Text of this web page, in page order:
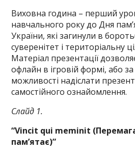
Виховна година – перший
навчального року до Дня
України, які загинули в
суверенітет і територіальну
Матеріал презентації
офлайн в ігровій формі, або за
можливості надіслати
самостійного ознайомлення.
Слайд 1.
“Vincit qui meminit (
пам’ятає)”